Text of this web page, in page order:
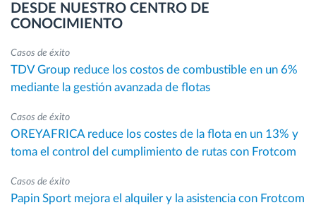
DESDE NUESTRO CENTRO DE
CONOCIMIENTO
Casos de éxito
TDV Group reduce los costos de combustible en un 6%
mediante la gestión avanzada de flotas
Casos de éxito
OREYAFRICA reduce los costes de la flota en un 13% y
toma el control del cumplimiento de rutas con Frotcom
Casos de éxito
Papin Sport mejora el alquiler y la asistencia con Frotcom